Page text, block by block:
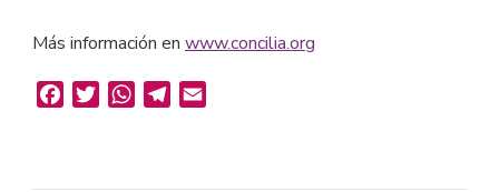
Más información en www.concilia.org
FacebookTwitterWhatsAppTelegram